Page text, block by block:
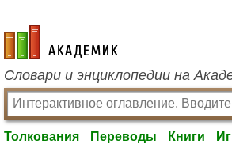
academic.ru
Словари и энциклопедии на
Толкования Переводы Книги